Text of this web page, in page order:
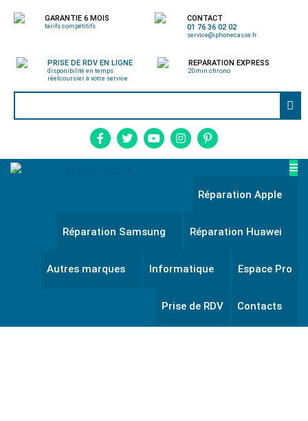
GARANTIE 6 MOIS
tarifs compétitifs
CONTACT
01 76 36 02 02
service@iphonecasse.fr
PRISE DE RDV EN LIGNE
disponibilité en temps
réelcoursier à votre service
REPARATION EXPRESS
20min chrono
Réparation Apple
Réparation Samsung Réparation Huawei
Autres marques Informatique Espace Pro
Prise de RDV Contacts